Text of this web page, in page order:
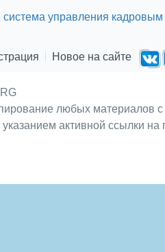
управления кадровым
Новое на сайте
любых материалов
активной ссылки на